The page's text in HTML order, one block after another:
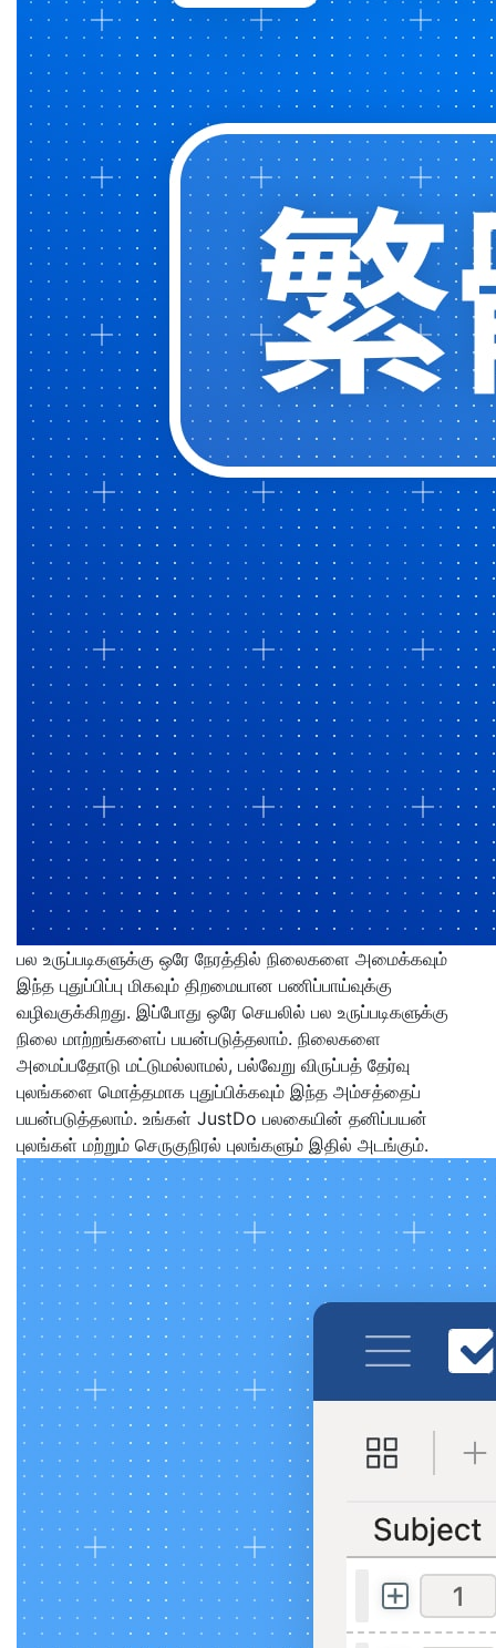
பல உருப்படிகளுக்கு ஒரே நேரத்தில் நிலைகளை அமைக்கவும்
இந்த புதுப்பிப்பு மிகவும் திறமையான பணிப்பாய்வுக்கு
வழிவகுக்கிறது. இப்போது ஒரே செயலில் பல உருப்படிகளுக்கு
நிலை மாற்றங்களைப் பயன்படுத்தலாம். நிலைகளை
அமைப்பதோடு மட்டுமல்லாமல், பல்வேறு விருப்பத் தேர்வு
புலங்களை மொத்தமாக புதுப்பிக்கவும் இந்த அம்சத்தைப்
பயன்படுத்தலாம். உங்கள் JustDo பலகையின் தனிப்பயன்
புலங்கள் மற்றும் செருகுநிரல் புலங்களும் இதில் அடங்கும்.